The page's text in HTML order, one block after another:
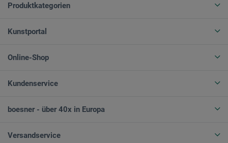
Produktkategorien
Kunstportal
Online-Shop
Kundenservice
boesner - über 40x in Europa
Versandservice